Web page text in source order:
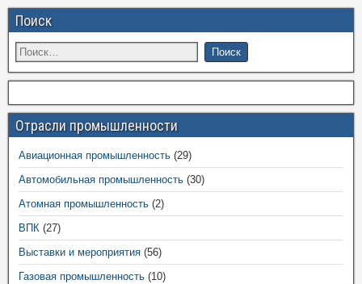
Поиск
Отрасли промышленности
Авиационная промышленность (29)
Автомобильная промышленность (30)
Атомная промышленность (2)
ВПК (27)
Выставки и мероприятия (56)
Газовая промышленность (10)